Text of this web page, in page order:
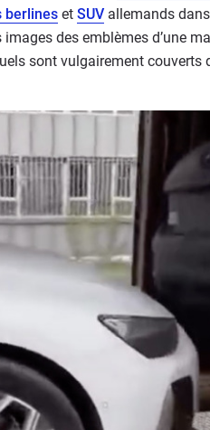
berlines et SUV allemands
des emblèmes d’une
sont vulgairement couverts